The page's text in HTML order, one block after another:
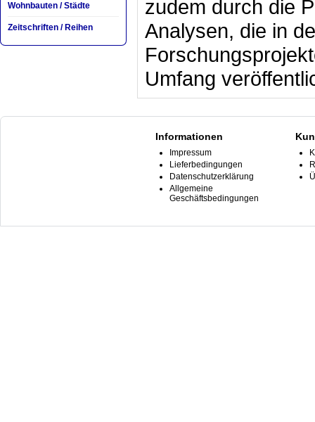
Wohnbauten / Städte
Zeitschriften / Reihen
zudem durch die
Analysen, die in
Umfang
Informationen
Impressum
Lieferbedingungen
Datenschutzerklärung
Allgemeine
Geschäftsbedingungen